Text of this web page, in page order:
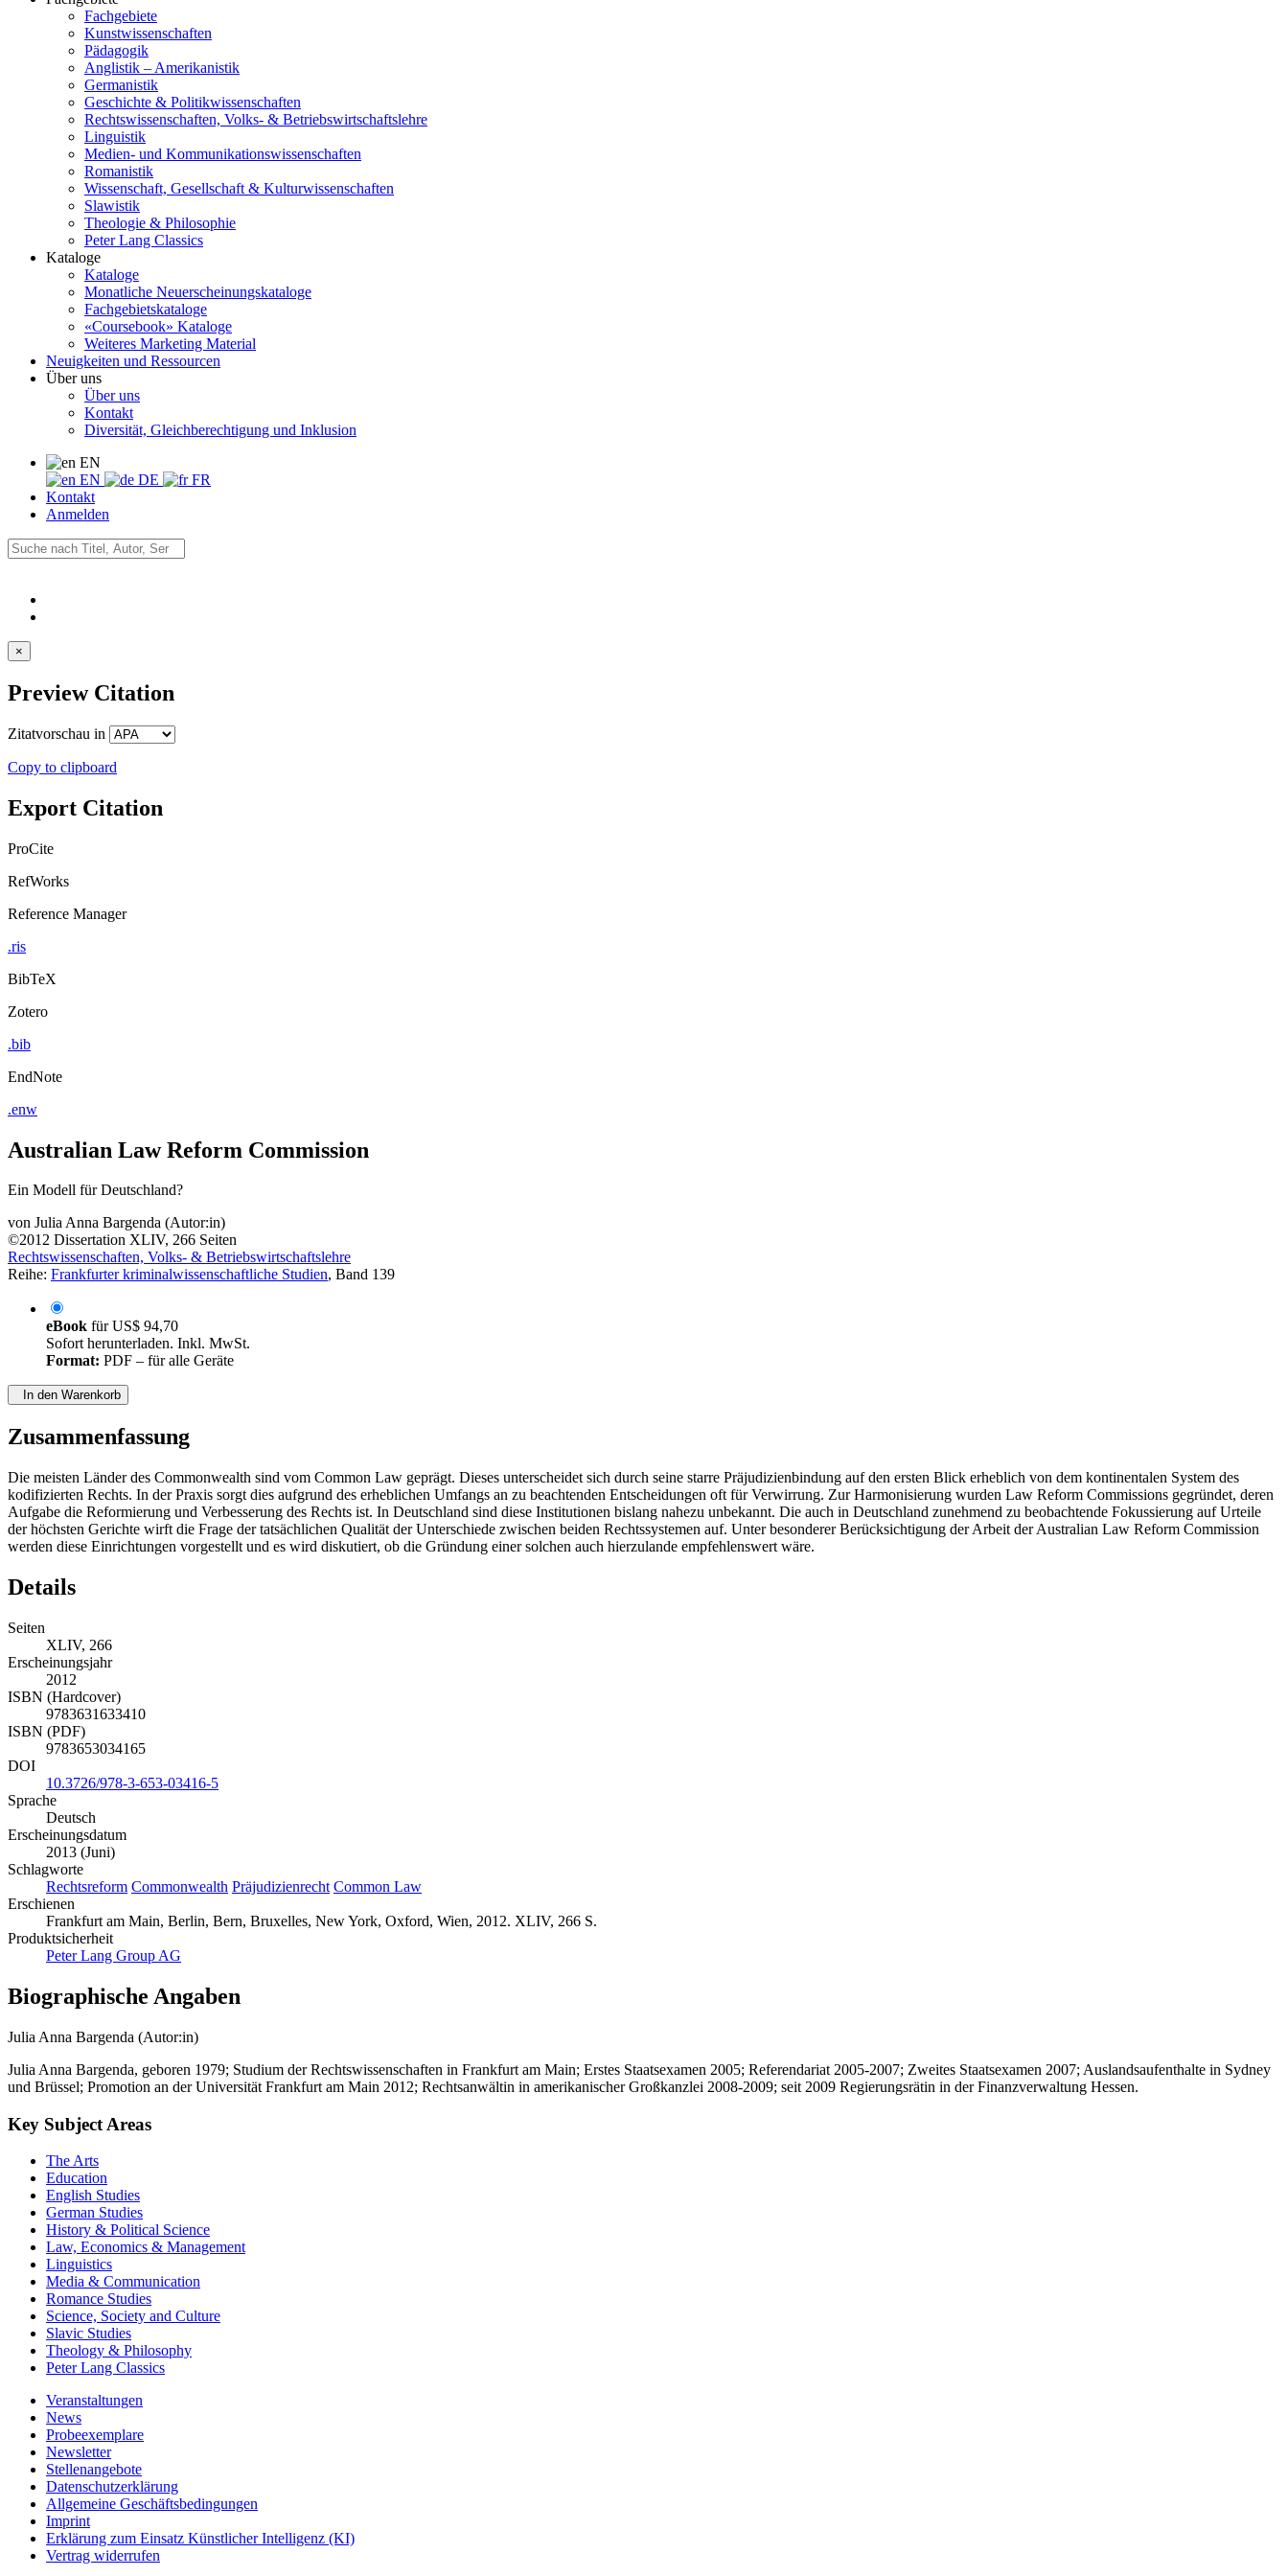
Fachgebiete
Kunstwissenschaften
Pädagogik
Anglistik – Amerikanistik
Germanistik
Geschichte & Politikwissenschaften
Rechtswissenschaften, Volks- & Betriebswirtschaftslehre
Linguistik
Medien- und Kommunikationswissenschaften
Romanistik
Wissenschaft, Gesellschaft & Kulturwissenschaften
Slawistik
Theologie & Philosophie
Peter Lang Classics
Kataloge
Kataloge
Monatliche Neuerscheinungskataloge
Fachgebietskataloge
«Coursebook» Kataloge
Weiteres Marketing Material
Neuigkeiten und Ressourcen
Über uns
Über uns
Kontakt
Diversität, Gleichberechtigung und Inklusion
EN
EN
DE
FR
Kontakt
Anmelden
×
Preview Citation
Zitatvorschau in
Copy to clipboard
Export Citation
ProCite
RefWorks
Reference Manager
.ris
BibTeX
Zotero
.bib
EndNote
.enw
Australian Law Reform Commission
Ein Modell für Deutschland?
von Julia Anna Bargenda (Autor:in)
©2012 Dissertation XLIV, 266 Seiten
Rechtswissenschaften, Volks- & Betriebswirtschaftslehre
Reihe: Frankfurter kriminalwissenschaftliche Studien, Band 139
eBook fürUS$ 94,70
Sofort herunterladen. Inkl. MwSt.
Format: PDF – für alle Geräte
In den Warenkorb
Zusammenfassung
Die meisten Länder des Commonwealth sind vom Common Law geprägt. Dieses unterscheidet sich durch seine starre Präjudizienbindung auf den ersten Blick erheblich von dem kontinentalen System des
kodifizierten Rechts. In der Praxis sorgt dies aufgrund des erheblichen Umfangs an zu beachtenden Entscheidungen oft für Verwirrung. Zur Harmonisierung wurden Law Reform Commissions gegründet, deren
Aufgabe die Reformierung und Verbesserung des Rechts ist. In Deutschland sind diese Institutionen bislang nahezu unbekannt. Die auch in Deutschland zunehmend zu beobachtende Fokussierung auf Urteile
der höchsten Gerichte wirft die Frage der tatsächlichen Qualität der Unterschiede zwischen beiden Rechtssystemen auf. Unter besonderer Berücksichtigung der Arbeit der Australian Law Reform Commission
werden diese Einrichtungen vorgestellt und es wird diskutiert, ob die Gründung einer solchen auch hierzulande empfehlenswert wäre.
Details
Seiten
XLIV, 266
Erscheinungsjahr
2012
ISBN (Hardcover)
9783631633410
ISBN (PDF)
9783653034165
DOI
10.3726/978-3-653-03416-5
Sprache
Deutsch
Erscheinungsdatum
2013 (Juni)
Schlagworte
Rechtsreform Commonwealth Präjudizienrecht Common Law
Erschienen
Frankfurt am Main, Berlin, Bern, Bruxelles, New York, Oxford, Wien, 2012. XLIV, 266 S.
Produktsicherheit
Peter Lang Group AG
Biographische Angaben
Julia Anna Bargenda (Autor:in)
Julia Anna Bargenda, geboren 1979; Studium der Rechtswissenschaften in Frankfurt am Main; Erstes Staatsexamen 2005; Referendariat 2005-2007; Zweites Staatsexamen 2007; Auslandsaufenthalte in Sydney
und Brüssel; Promotion an der Universität Frankfurt am Main 2012; Rechtsanwältin in amerikanischer Großkanzlei 2008-2009; seit 2009 Regierungsrätin in der Finanzverwaltung Hessen.
Key Subject Areas
The Arts
Education
English Studies
German Studies
History & Political Science
Law, Economics & Management
Linguistics
Media & Communication
Romance Studies
Science, Society and Culture
Slavic Studies
Theology & Philosophy
Peter Lang Classics
Veranstaltungen
News
Probeexemplare
Newsletter
Stellenangebote
Datenschutzerklärung
Allgemeine Geschäftsbedingungen
Imprint
Erklärung zum Einsatz Künstlicher Intelligenz (KI)
Vertrag widerrufen